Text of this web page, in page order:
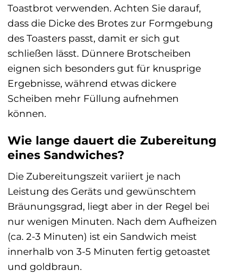
Toastbrot verwenden. Achten Sie darauf,
dass die Dicke des Brotes zur Formgebung
des Toasters passt, damit er sich gut
schließen lässt. Dünnere Brotscheiben
eignen sich besonders gut für knusprige
Ergebnisse, während etwas dickere
Scheiben mehr Füllung aufnehmen
können.
Wie lange dauert die Zubereitung
eines Sandwiches?
Die Zubereitungszeit variiert je nach
Leistung des Geräts und gewünschtem
Bräunungsgrad, liegt aber in der Regel bei
nur wenigen Minuten. Nach dem Aufheizen
(ca. 2-3 Minuten) ist ein Sandwich meist
innerhalb von 3-5 Minuten fertig getoastet
und goldbraun.